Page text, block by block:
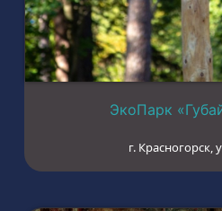
ЭкоПарк
г. Красногорск,